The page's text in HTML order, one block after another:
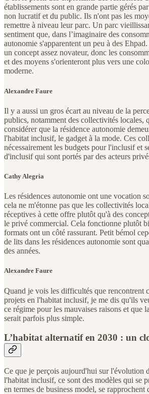
établissements sont en grande partie gérés
non lucratif et du public. Ils n'ont pas les
remettre à niveau leur parc. Un parc
sentiment que, dans l’imaginaire des
autonomie s'apparentent un peu à des
un concept assez novateur, donc les
et des moyens s'orienteront plus vers une
moderne.
Alexandre Faure
Il y a aussi un gros écart au niveau de la
publics, notamment des collectivités locales,
considérer que la résidence autonomie
l'habitat inclusif, le gadget à la mode. Ces
nécessairement les budgets pour l'inclusif et
d'inclusif qui sont portés par des acteurs
Cathy Alegria
Les résidences autonomie ont une vocation
cela ne m'étonne pas que les collectivités
réceptives à cette offre plutôt qu'à des
le privé commercial. Cela fonctionne plutôt
formats ont un côté rassurant. Petit bémol
de lits dans les résidences autonomie sont
des années.
Alexandre Faure
Quand je vois les difficultés que rencontrent
projets en l'habitat inclusif, je me dis qu'ils
ce régime pour les mauvaises raisons et que
serait parfois plus simple.
L’habitat alternatif en 2030 : un
Ce que je perçois aujourd'hui sur l'évolution
l'habitat inclusif, ce sont des modèles qui se
en termes de business model, se rapprochent